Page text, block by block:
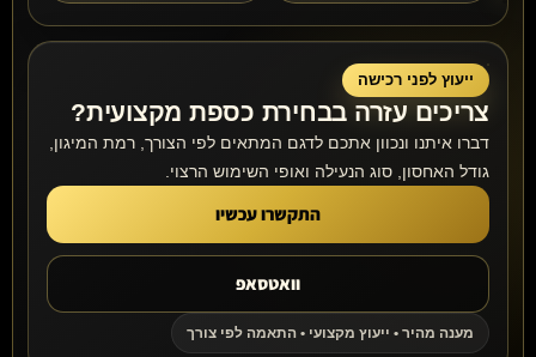
ייעוץ לפני רכישה
צריכים עזרה בבחירת כספת מקצועית?
דברו איתנו ונכוון אתכם לדגם המתאים לפי הצורך, רמת המיגון,
גודל האחסון, סוג הנעילה ואופי השימוש הרצוי.
התקשרו עכשיו
וואטסאפ
מענה מהיר • ייעוץ מקצועי • התאמה לפי צורך